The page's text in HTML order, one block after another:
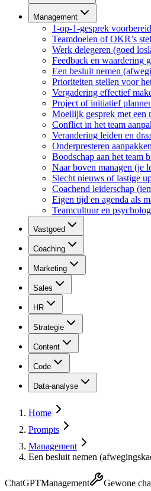
Management
1-op-1-gesprek
Teamdoelen of OKR’s
Werk delegeren (goed
Feedback en waardering
Een besluit nemen
Prioriteiten stellen voor
Vergadering effectief
Project of initiatief
Moeilijk gesprek met een
Conflict in het team
Verandering leiden en
Onderpresteren
Boodschap aan het team
Naar boven managen (je
Slecht nieuws of lastige
Coachend leiderschap
Eigen tijd en agenda als
Teamcultuur en
Vastgoed
Coaching
Marketing
Sales
HR
Strategie
Content
Code
Data-analyse
Home
Prompts
Management
Een besluit nemen
ChatGPTManagement Gewone